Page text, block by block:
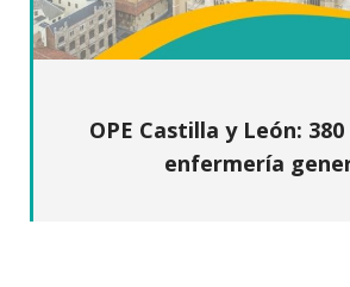
OPE Castilla y León:
enfermería